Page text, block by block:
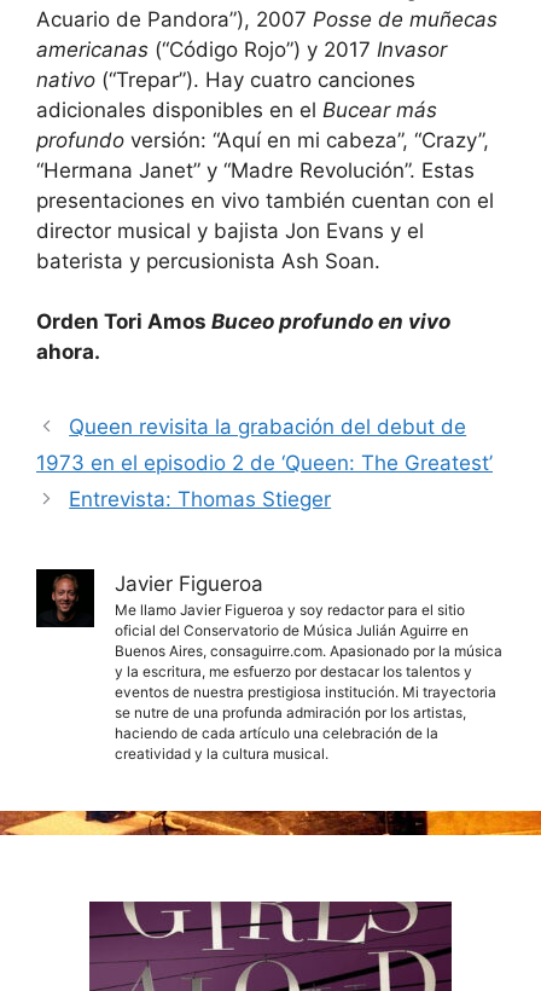
Acuario de Pandora”), 2007 Posse de muñecas
americanas (“Código Rojo”) y 2017 Invasor
nativo (“Trepar”). Hay cuatro canciones
adicionales disponibles en el Bucear más
profundo versión: “Aquí en mi cabeza”, “Crazy”,
“Hermana Janet” y “Madre Revolución”. Estas
presentaciones en vivo también cuentan con el
director musical y bajista Jon Evans y el
baterista y percusionista Ash Soan.
Orden Tori Amos Buceo profundo en vivo
ahora.
Queen revisita la grabación del debut de
1973 en el episodio 2 de ‘Queen: The Greatest’
Entrevista: Thomas Stieger
Javier Figueroa
Me llamo Javier Figueroa y soy redactor para el sitio
oficial del Conservatorio de Música Julián Aguirre en
Buenos Aires, consaguirre.com. Apasionado por la música
y la escritura, me esfuerzo por destacar los talentos y
eventos de nuestra prestigiosa institución. Mi trayectoria
se nutre de una profunda admiración por los artistas,
haciendo de cada artículo una celebración de la
creatividad y la cultura musical.